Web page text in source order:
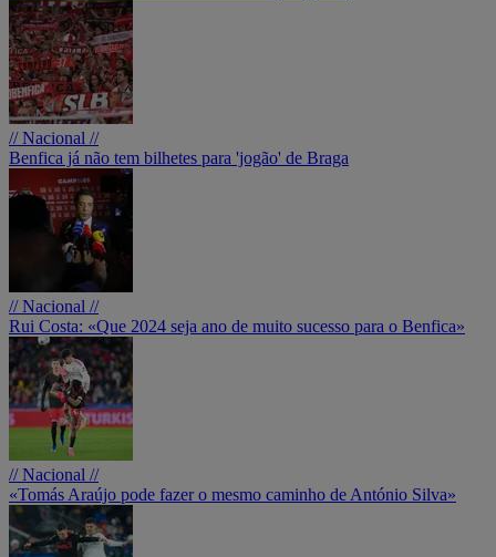
// Nacional //
Benfica já não tem bilhetes para 'jogão' de Braga
// Nacional //
Rui Costa: «Que 2024 seja ano de muito sucesso para o Benfica»
// Nacional //
«Tomás Araújo pode fazer o mesmo caminho de António Silva»